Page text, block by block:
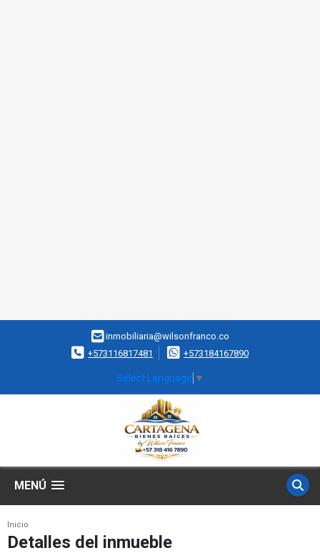
inmobiliaria@wilsonfranco.co
+573116817481
+573184167890
Select Language ▼
MENÚ
Inicio
Detalles del inmueble